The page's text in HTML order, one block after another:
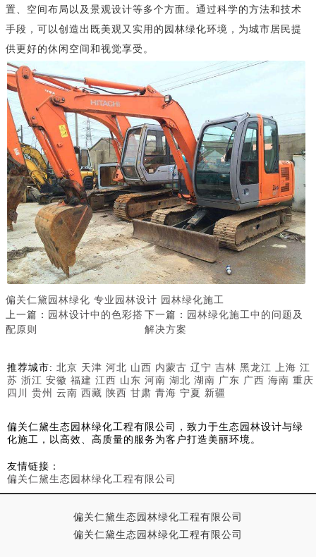
置、空间布局以及景观设计等多个方面。通过科学的方法和技术
手段，可以创造出既美观又实用的园林绿化环境，为城市居民提
供更好的休闲空间和视觉享受。
偏关仁黛园林绿化 专业园林设计 园林绿化施工
上一篇： 园林设计中的色彩搭
配原则
下一篇： 园林绿化施工中的问题及
解决方案
推荐城市: 北京 天津 河北 山西 内蒙古 辽宁 吉林 黑龙江 上海 江
苏 浙江 安徽 福建 江西 山东 河南 湖北 湖南 广东 广西 海南 重庆
四川
贵州 云南 西藏 陕西 甘肃 青海 宁夏 新疆
偏关仁黛生态园林绿化工程有限公司，致力于生态园林设计与绿
化施工，以高效、高质量的服务为客户打造美丽环境。
友情链接：
偏关仁黛生态园林绿化工程有限公司
偏关仁黛生态园林绿化工程有限公司
偏关仁黛生态园林绿化工程有限公司